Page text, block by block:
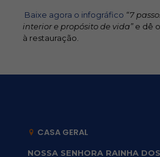
Baixe agora o infográfico “7
interior e propósito de vida”e dê
à restauração.
CASA GERAL
NOSSA SENHORA RAINHA